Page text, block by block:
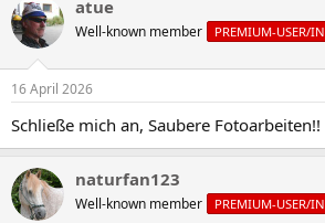
atue
Well-known member PREMIUM-USER/IN
16 April 2026
Schließe mich an, Saubere Fotoarbeiten!!
naturfan123
Well-known member PREMIUM-USER/IN